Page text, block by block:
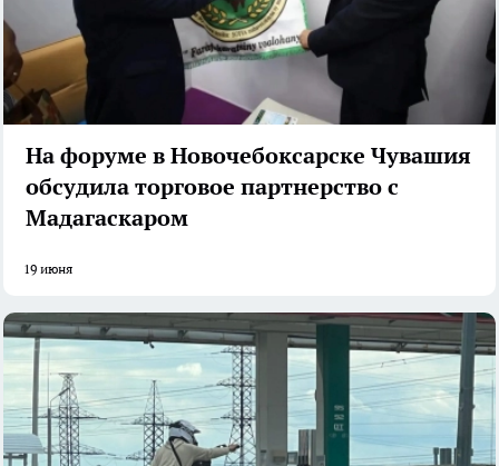
На форуме в Новочебоксарске Чувашия
обсудила торговое партнерство с
Мадагаскаром
19 июня